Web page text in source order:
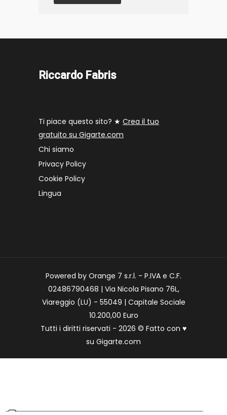
Riccardo Fabris
Ti piace questo sito? ★ Crea il tuo
gratuito su Gigarte.com
Chi siamo
Privacy Policy
Cookie Policy
Lingua
Powered by Orange 7 s.r.l. - P.IVA e C.F.
02486790468 | Via Nicola Pisano 76L,
Viareggio (LU) - 55049 | Capitale Sociale
10.200,00 Euro
Tutti i diritti riservati - 2026 © Fatto con ♥
su Gigarte.com